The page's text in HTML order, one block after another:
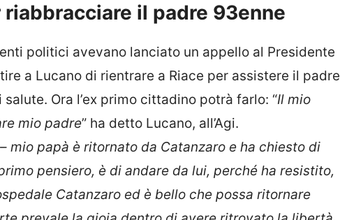
riabbracciare il padre 93enne
politici avevano lanciato un appello al Presidente
a Lucano di rientrare a Riace per assistere il padre
Ora l’ex primo cittadino potrà farlo: “Il mio
mio padre” ha detto Lucano, all’Agi.
mio papà è ritornato da Catanzaro e ha chiesto di
pensiero, è di andare da lui, perché ha resistito,
Catanzaro ed è bello che possa ritornare